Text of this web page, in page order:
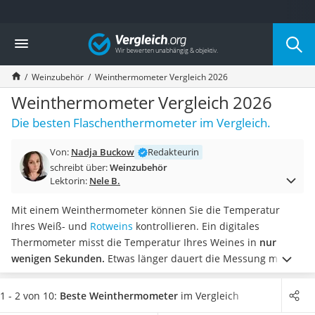
Die beliebtesten Vergleiche nach Kategorie
Haushalt
Wassersprudler
Zentralstaubsauger
Brotbackautomat
Wischroboter
Wäschespinne
Spülmaschinentabs
Akku-Staubsauger
AEG-Waschmaschine
Saug-Wisch-Roboter
Handstaubsauger
Milchaufschäumer
Kondenstrockner
Reiskocher
Vergleich
Weinzubehör Weinthermometer Vergleich 2026
Weinthermometer Vergleich 2026
Die besten Flaschenthermometer im Vergleich.
Von: Nadja Buckow
Redakteurin
schreibt über:Weinzubehör
Lektorin: Nele B.
Mit einem Weinthermometer können Sie die Temperatur
Ihres Weiß- und Rotweins kontrollieren. Ein digitales
Thermometer misst die Temperatur Ihres Weines in nur
wenigen Sekunden. Etwas länger dauert die Messung mit
einem analogen Stab-Thermometer, welches dafür sehr
genau misst. Einige Tests im Internet zeigen, dass durch die
1 - 2 von 10: Beste Weinthermometer im Vergleich